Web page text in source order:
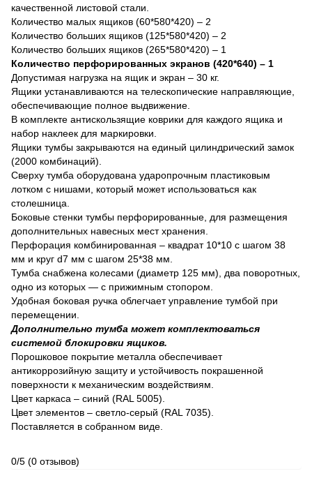
качественной листовой стали.
Количество малых ящиков (60*580*420) – 2
Количество больших ящиков (125*580*420) – 2
Количество больших ящиков (265*580*420) – 1
Количество перфорированных экранов (420*640) – 1
Допустимая нагрузка на ящик и экран – 30 кг.
Ящики устанавливаются на телескопические направляющие,
обеспечивающие полное выдвижение.
В комплекте антискользящие коврики для каждого ящика и
набор наклеек для маркировки.
Ящики тумбы закрываются на единый цилиндрический замок
(2000 комбинаций).
Сверху тумба оборудована ударопрочным пластиковым
лотком с нишами, который может использоваться как
столешница.
Боковые стенки тумбы перфорированные, для размещения
дополнительных навесных мест хранения.
Перфорация комбинированная – квадрат 10*10 c шагом 38
мм и круг d7 мм с шагом 25*38 мм.
Тумба снабжена колесами (диаметр 125 мм), два поворотных,
одно из которых — с прижимным стопором.
Удобная боковая ручка облегчает управление тумбой при
перемещении.
Дополнительно тумба может комплектоваться
системой блокировки ящиков.
Порошковое покрытие металла обеспечивает
антикоррозийную защиту и устойчивость покрашенной
поверхности к механическим воздействиям.
Цвет каркаса – синий (RAL 5005).
Цвет элементов – светло-серый (RAL 7035).
Поставляется в собранном виде.
0/5 (0 отзывов)